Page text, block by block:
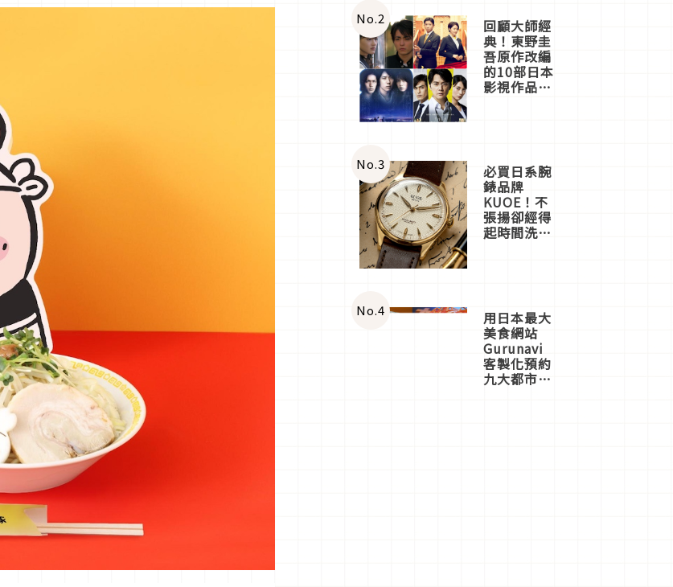
體驗
No.2 回顧大師經
典！東野圭
吾原作改編
的10部日本
影視作品推
No.3 必買日系腕
錶品牌
KUOE！不
張揚卻經得
起時間洗鍊
No.4 用日本最大
美食網站
Gurunavi
客製化預約
九大都市餐